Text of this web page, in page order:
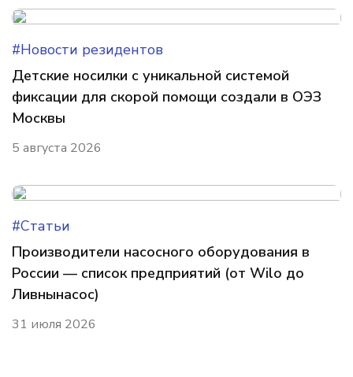
#Новости резидентов
Детские носилки с уникальной системой
фиксации для скорой помощи создали в ОЭЗ
Москвы
5 августа 2026
#Статьи
Производители насосного оборудования в
России — список предприятий (от Wilo до
Ливнынасос)
31 июля 2026